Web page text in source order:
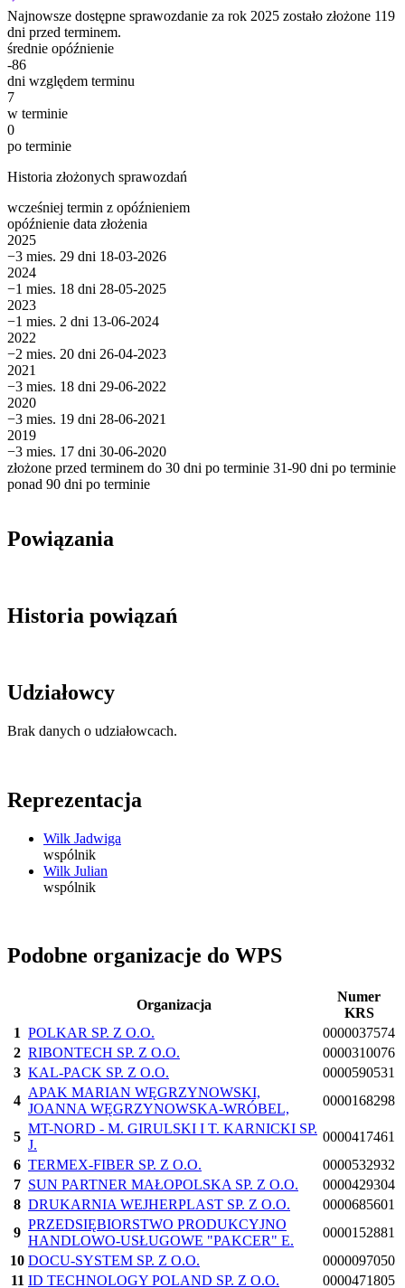
Najnowsze dostępne sprawozdanie za rok 2025 zostało złożone 119
dni przed terminem.
średnie opóźnienie
-86
dni względem terminu
7
w terminie
0
po terminie
Historia złożonych sprawozdań
wcześniej termin z opóźnieniem
opóźnienie data złożenia
2025
−3 mies. 29 dni 18-03-2026
2024
−1 mies. 18 dni 28-05-2025
2023
−1 mies. 2 dni 13-06-2024
2022
−2 mies. 20 dni 26-04-2023
2021
−3 mies. 18 dni 29-06-2022
2020
−3 mies. 19 dni 28-06-2021
2019
−3 mies. 17 dni 30-06-2020
złożone przed terminem do 30 dni po terminie 31-90 dni po terminie
ponad 90 dni po terminie
Powiązania
Historia powiązań
Udziałowcy
Brak danych o udziałowcach.
Reprezentacja
Wilk Jadwiga
wspólnik
Wilk Julian
wspólnik
Podobne organizacje do WPS
Organizacja
Numer
KRS
1 POLKAR SP. Z O.O.
0000037574
2 RIBONTECH SP. Z O.O.
0000310076
3 KAL-PACK SP. Z O.O.
0000590531
4
APAK MARIAN WĘGRZYNOWSKI,
JOANNA WĘGRZYNOWSKA-WRÓBEL,
0000168298
5
MT-NORD - M. GIRULSKI I T. KARNICKI SP.
J.
0000417461
6 TERMEX-FIBER SP. Z O.O.
0000532932
7 SUN PARTNER MAŁOPOLSKA SP. Z O.O.
0000429304
8 DRUKARNIA WEJHERPLAST SP. Z O.O.
0000685601
9
PRZEDSIĘBIORSTWO PRODUKCYJNO
HANDLOWO-USŁUGOWE "PAKCER" E.
0000152881
10 DOCU-SYSTEM SP. Z O.O.
0000097050
11 ID TECHNOLOGY POLAND SP. Z O.O. 0000471805